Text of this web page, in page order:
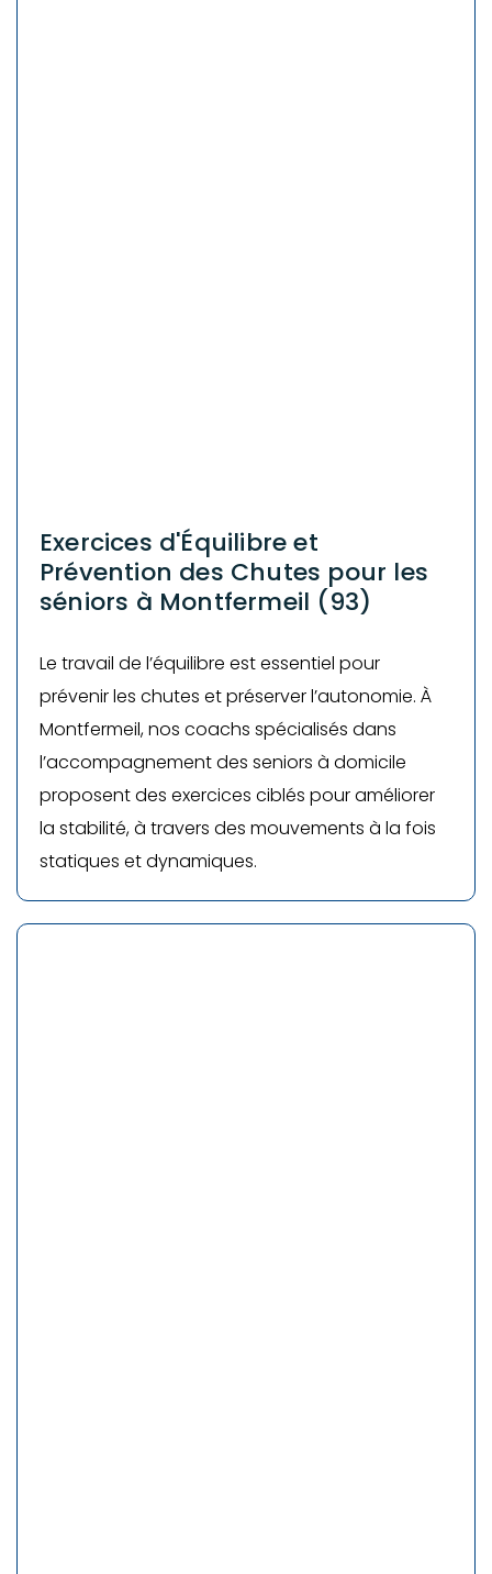
Exercices d'Équilibre et
Prévention des Chutes pour les
séniors à Montfermeil (93)
Le travail de l’équilibre est essentiel pour
prévenir les chutes et préserver l’autonomie. À
Montfermeil, nos coachs spécialisés dans
l’accompagnement des seniors à domicile
proposent des exercices ciblés pour améliorer
la stabilité, à travers des mouvements à la fois
statiques et dynamiques.